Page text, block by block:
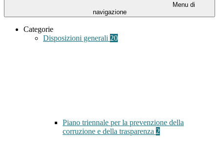
Menu di
navigazione
Categorie
Disposizioni generali 20
Piano triennale per la prevenzione della
corruzione e della trasparenza 2